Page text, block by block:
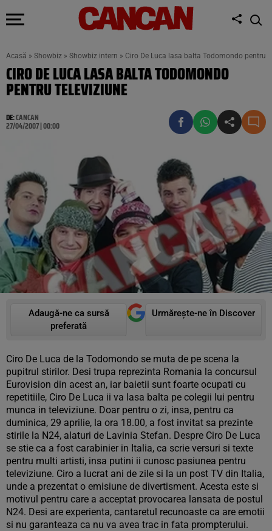
Acasă » Showbiz » Showbiz intern » Ciro De Luca lasa balta Todomondo pentru
CIRO DE LUCA LASA BALTA TODOMONDO
PENTRU TELEVIZIUNE
DE:CANCAN
27/04/2007 | 00:00
Adaugă-ne ca sursă
preferată
Urmărește-ne în Discover
Ciro De Luca de la Todomondo se muta de pe scena la
pupitrul stirilor. Desi trupa reprezinta Romania la concursul
Eurovision din acest an, iar baietii sunt foarte ocupati cu
repetitiile, Ciro De Luca ii va lasa balta pe colegii lui pentru
munca in televiziune. Doar pentru o zi, insa, pentru ca
duminica, 29 aprilie, la ora 18.00, a fost invitat sa prezinte
stirile la N24, alaturi de Lavinia Stefan. Despre Ciro De Luca
se stie ca a fost carabinier in Italia, ca scrie versuri si texte
pentru multi artisti, insa putini ii cunosc pasiunea pentru
televiziune. Ciro a lucrat ani de zile si la un post TV din Italia,
unde a prezentat o emisiune de divertisment. Acesta este si
motivul pentru care a acceptat provocarea lansata de postul
N24. Desi are experienta, cantaretul recunoaste ca are emotii
si nu garanteaza ca nu va avea trac in fata prompterului.